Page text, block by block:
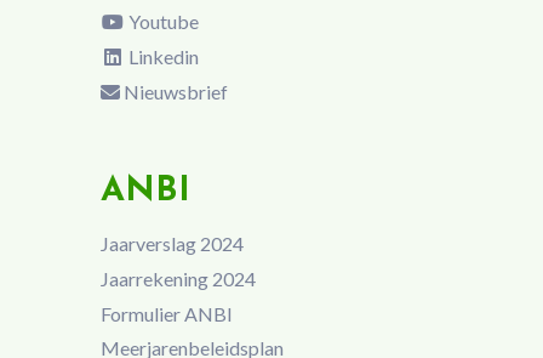
Youtube
Linkedin
Nieuwsbrief
ANBI
Jaarverslag 2024
Jaarrekening 2024
Formulier ANBI
Meerjarenbeleidsplan